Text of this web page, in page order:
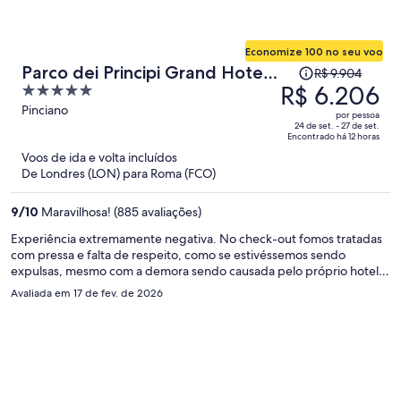
Parco dei Principi Grand Hotel
& SPA - Preferred Hotels &
Resorts
5
out
5
Pinciano
Economize 100 no seu voo
preço
era
R$ 9.904
pessoa
R$ 9.904
R$ 6.206
por pessoa
24 de set. - 27 de set.
Encontrado há 12 horas
Voos de ida e volta incluídos
De Londres (LON) para Roma (FCO)
9/10 Maravilhosa! (885 avaliações)
Experiência extremamente negativa. No check-out fomos tratadas
com pressa e falta de respeito, como se estivéssemos sendo
expulsas, mesmo com a demora sendo causada pelo próprio hotel
para fechar a conta. Cobraram um valor extremamente alto e se
Avaliada em 17 de fev. de 2026